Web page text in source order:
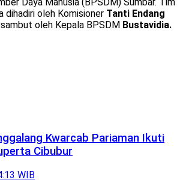
dihadiri oleh Komisioner Tanti Endang
oleh Kepala BPSDM Bustavidia.
Kwarcab Pariaman Ikuti
Cibubur
WIB